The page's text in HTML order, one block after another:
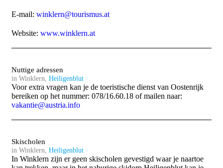
E-mail: winklern@tourismus.at
Website: www.winklern.at
Nuttige adressen
in Winklern, Heiligenblut
Voor extra vragen kan je de toeristische dienst van Oostenrijk
bereiken op het nummer: 078/16.60.18 of mailen naar:
vakantie@austria.info
Skischolen
in Winklern, Heiligenblut
In Winklern zijn er geen skischolen gevestigd waar je naartoe